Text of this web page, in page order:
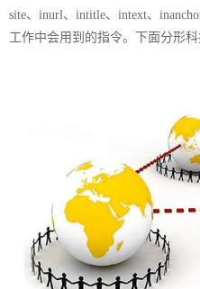
site、inurl、intitle、intext、
工作中会用到的指令。下面分形